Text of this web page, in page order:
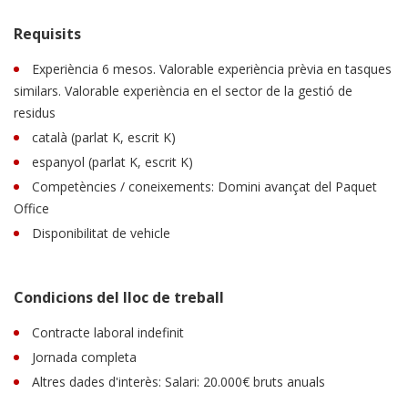
Requisits
Experiència 6 mesos. Valorable experiència prèvia en tasques
similars. Valorable experiència en el sector de la gestió de
residus
català (parlat K, escrit K)
espanyol (parlat K, escrit K)
Competències / coneixements: Domini avançat del Paquet
Office
Disponibilitat de vehicle
Condicions del lloc de treball
Contracte laboral indefinit
Jornada completa
Altres dades d'interès: Salari: 20.000€ bruts anuals